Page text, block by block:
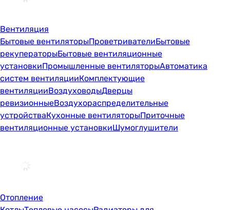
Вентиляция
Бытовые вентиляторыПроветривателиБытовые
рекуператорыБытовые вентиляционные
установкиПромышленные вентиляторыАвтоматика
систем вентиляцииКомплектующие
вентиляцииВоздуховодыДверцы
ревизионныеВоздухораспределительные
устройстваКухонные вентиляторыПриточные
вентиляционные установкиШумоглушители
Отопление